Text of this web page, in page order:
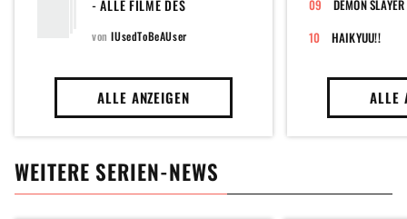
- ALLE FILME DES
vonIUsedToBeAUser
ALLE ANZEIGEN
DEMON SLAYER
HAIKYUU!!
ALLE
WEITERE SERIEN-NEWS